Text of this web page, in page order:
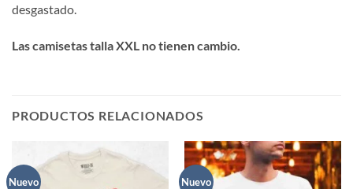
desgastado.
Las camisetas talla XXL no tienen cambio.
PRODUCTOS RELACIONADOS
Nuevo Nuevo